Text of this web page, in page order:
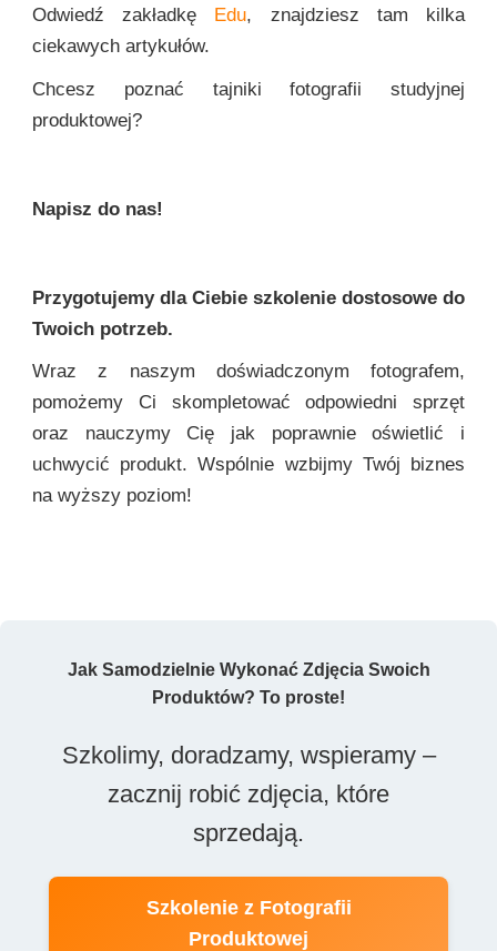
Odwiedź zakładkę Edu, znajdziesz tam kilka
ciekawych artykułów.
Chcesz poznać tajniki fotografii studyjnej
produktowej?
Napisz do nas!
Przygotujemy dla Ciebie szkolenie dostosowe do
Twoich potrzeb.
Wraz z naszym doświadczonym fotografem,
pomożemy Ci skompletować odpowiedni sprzęt
oraz nauczymy Cię jak poprawnie oświetlić i
uchwycić produkt. Wspólnie wzbijmy Twój biznes
na wyższy poziom!
Jak Samodzielnie Wykonać Zdjęcia Swoich
Produktów? To proste!
Szkolimy, doradzamy, wspieramy –
zacznij robić zdjęcia, które
sprzedają.
Szkolenie z Fotografii
Produktowej